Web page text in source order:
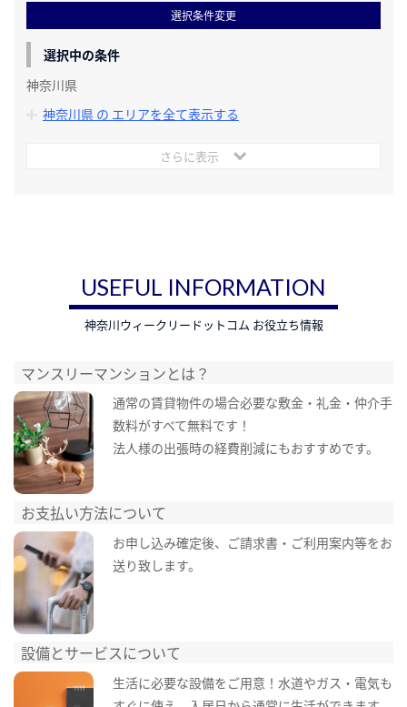
選択条件変更
選択中の条件
神奈川県
神奈川県 の エリアを全て表示する
さらに表示
USEFUL INFORMATION
神奈川ウィークリードットコム お役立ち情報
マンスリーマンションとは？
通常の賃貸物件の場合必要な敷金・礼金・仲介手
数料がすべて無料です！
法人様の出張時の経費削減にもおすすめです。
お支払い方法について
お申し込み確定後、ご請求書・ご利用案内等をお
送り致します。
設備とサービスについて
生活に必要な設備をご用意！水道やガス・電気も